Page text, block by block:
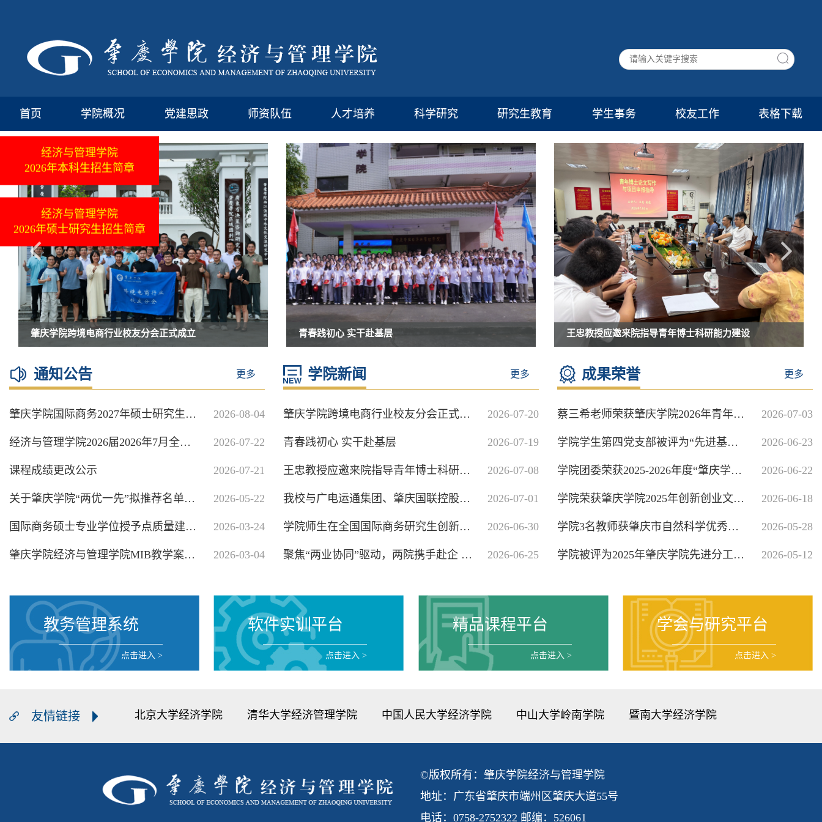
经济与管理学院
2026年本科生招生简章
经济与管理学院
2026年硕士研究生招生简章
首页 学院概况 党建思政 师资队伍 人才培养 科学研究 研究生教育 学生事务 校友工作 表格下载
肇庆学院跨境电商行业校友分会正式成立 青春践初心 实干赴基层 王忠教授应邀来院指导青年博士科研能力建设
通知公告 更多
肇庆学院国际商务2027年硕士研究生招生简章 2026-08-04
经济与管理学院2026届2026年7月全日制本科毕业生毕业和学位审核与结业证换毕业证结果公示 2026-07-22
课程成绩更改公示 2026-07-21
关于肇庆学院“两优一先”拟推荐名单公示 2026-05-22
国际商务硕士专业学位授予点质量建设年度报告（2025） 2026-03-24
肇庆学院经济与管理学院MIB教学案例培育项目公示 2026-03-04
学院新闻 更多
肇庆学院跨境电商行业校友分会正式成立 2026-07-20
青春践初心 实干赴基层 2026-07-19
王忠教授应邀来院指导青年博士科研能力建设 2026-07-08
我校与广电运通集团、肇庆国联控股签署合作框架协议 2026-07-01
学院师生在全国国际商务研究生创新创业精英挑战赛决赛中斩获佳绩 2026-06-30
聚焦“两业协同”驱动，两院携手赴企 共探研究生联培新机制 2026-06-25
成果荣誉 更多
蔡三希老师荣获肇庆学院2026年青年教师教学大赛文科组一等奖 2026-07-03
学院学生第四党支部被评为“先进基层党组织”；叶 青、邓孙棠被评为“优秀共产党员”；卢若蒙被评为“优秀党务工作者” 2026-06-23
学院团委荣获2025-2026年度“肇庆学院五四红旗团委”称号 2026-06-22
学院荣获肇庆学院2025年创新创业文化节活动优秀组织奖 2026-06-18
学院3名教师获肇庆市自然科学优秀学术论文奖 2026-05-28
学院被评为2025年肇庆学院先进分工会；曾俊皓被评为“优秀工会干部”；9位老师被评为“工会活动积极分子” 2026-05-12
教务管理系统
点击进入 >
软件实训平台
点击进入>
精品课程平台
点击进入 >
学会与研究平台
点击进入 >
友情链接 北京大学经济学院 清华大学经济管理学院 中国人民大学经济学院 中山大学岭南学院 暨南大学经济学院
©版权所有：肇庆学院经济与管理学院
地址：广东省肇庆市端州区肇庆大道55号
电话：0758-2752322 邮编：526061